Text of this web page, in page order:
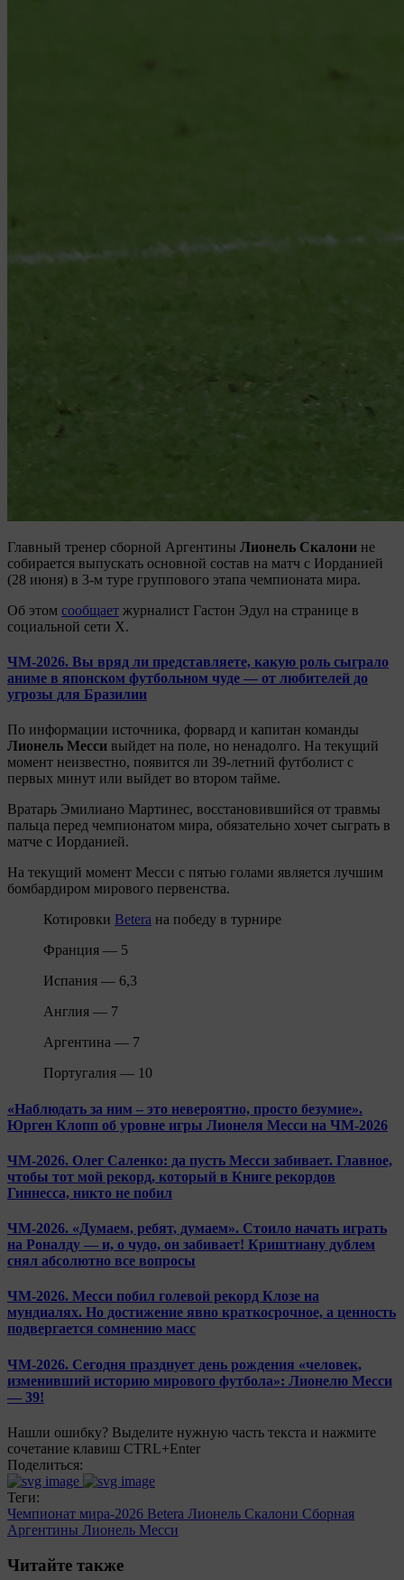
Главный тренер сборной Аргентины Лионель Скалони не
собирается выпускать основной состав на матч с Иорданией
(28 июня) в 3-м туре группового этапа чемпионата мира.
Об этом сообщает журналист Гастон Эдул на странице в
социальной сети X.
ЧМ-2026. Вы вряд ли представляете, какую роль сыграло
аниме в японском футбольном чуде — от любителей до
угрозы для Бразилии
По информации источника, форвард и капитан команды
Лионель Месси выйдет на поле, но ненадолго. На текущий
момент неизвестно, появится ли 39-летний футболист с
первых минут или выйдет во втором тайме.
Вратарь Эмилиано Мартинес, восстановившийся от травмы
пальца перед чемпионатом мира, обязательно хочет сыграть в
матче с Иорданией.
На текущий момент Месси с пятью голами является лучшим
бомбардиром мирового первенства.
Котировки Betera на победу в турнире
Франция — 5
Испания — 6,3
Англия — 7
Аргентина — 7
Португалия — 10
«Наблюдать за ним – это невероятно, просто безумие».
Юрген Клопп об уровне игры Лионеля Месси на ЧМ-2026
ЧМ-2026. Олег Саленко: да пусть Месси забивает. Главное,
чтобы тот мой рекорд, который в Книге рекордов
Гиннесса, никто не побил
ЧМ-2026. «Думаем, ребят, думаем». Стоило начать играть
на Роналду — и, о чудо, он забивает! Криштиану дублем
снял абсолютно все вопросы
ЧМ-2026. Месси побил голевой рекорд Клозе на
мундиалях. Но достижение явно краткосрочное, а ценность
подвергается сомнению масс
ЧМ-2026. Сегодня празднует день рождения «человек,
изменивший историю мирового футбола»: Лионелю Месси
— 39!
Нашли ошибку? Выделите нужную часть текста и нажмите
сочетание клавиш CTRL+Enter
Поделиться:
Теги:
Чемпионат мира-2026 Betera Лионель Скалони Сборная
Аргентины Лионель Месси
Читайте также